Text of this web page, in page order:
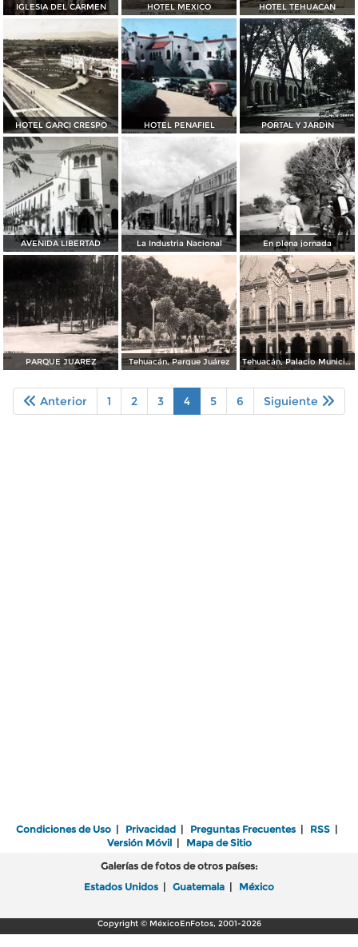
IGLESIA DEL CARMEN HOTEL MEXICO HOTEL TEHUACAN
HOTEL GARCI CRESPO HOTEL PENAFIEL PORTAL Y JARDIN
AVENIDA LIBERTAD La Industria Nacional En plena jornada
PARQUE JUAREZ Tehuacán, Parque Juárez Tehuacán, Palacio Municipal
Anterior 1 2 3 4 5 6 Siguiente
Condiciones de Uso | Privacidad | Preguntas Frecuentes | RSS |
Versión Móvil| Mapa de Sitio
Galerías de fotos de otros países:
Estados Unidos | Guatemala | México
Copyright © MéxicoEnFotos, 2001-2026